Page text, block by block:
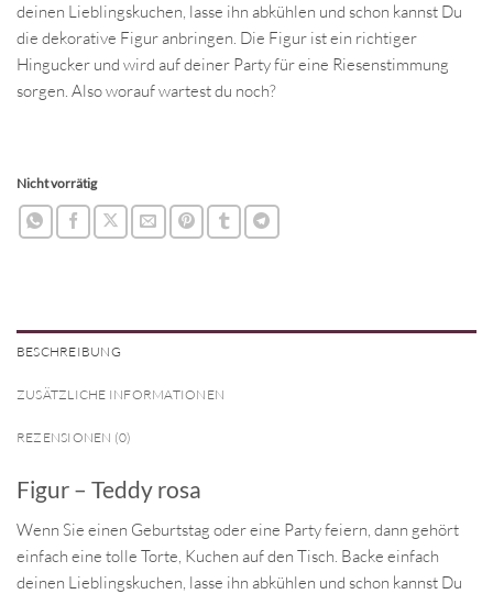
deinen Lieblingskuchen, lasse ihn abkühlen und schon kannst Du
die dekorative Figur anbringen. Die Figur ist ein richtiger
Hingucker und wird auf deiner Party für eine Riesenstimmung
sorgen. Also worauf wartest du noch?
Nicht vorrätig
BESCHREIBUNG
ZUSÄTZLICHE INFORMATIONEN
REZENSIONEN (0)
Figur – Teddy rosa
Wenn Sie einen Geburtstag oder eine Party feiern, dann gehört
einfach eine tolle Torte, Kuchen auf den Tisch. Backe einfach
deinen Lieblingskuchen, lasse ihn abkühlen und schon kannst Du